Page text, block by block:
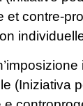
et contre-
(Iniziativa